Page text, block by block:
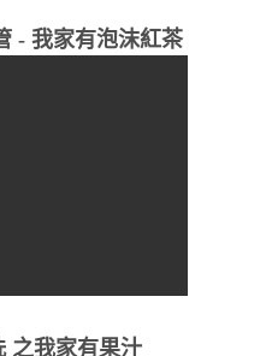
- 我家有泡沫紅茶
之我家有果汁